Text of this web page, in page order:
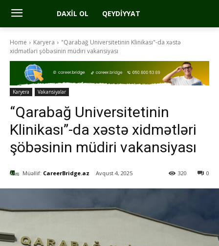
DAXIL OL QEYDIYYAT
Home Karyera
"Qarabağ Universitetinin Klinikası"-da xəstə
xidmətləri şöbəsinin müdiri vakansiyası
Karyera Vakansiyalar
“Qarabağ Universitetinin
Klinikası”-da xəstə xidmətləri
şöbəsinin müdiri vakansiyası
Müəllif: CareerBridge.az Avqust 4, 2025 0
320